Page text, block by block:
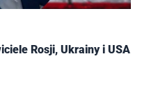
Rosji, Ukrainy i USA